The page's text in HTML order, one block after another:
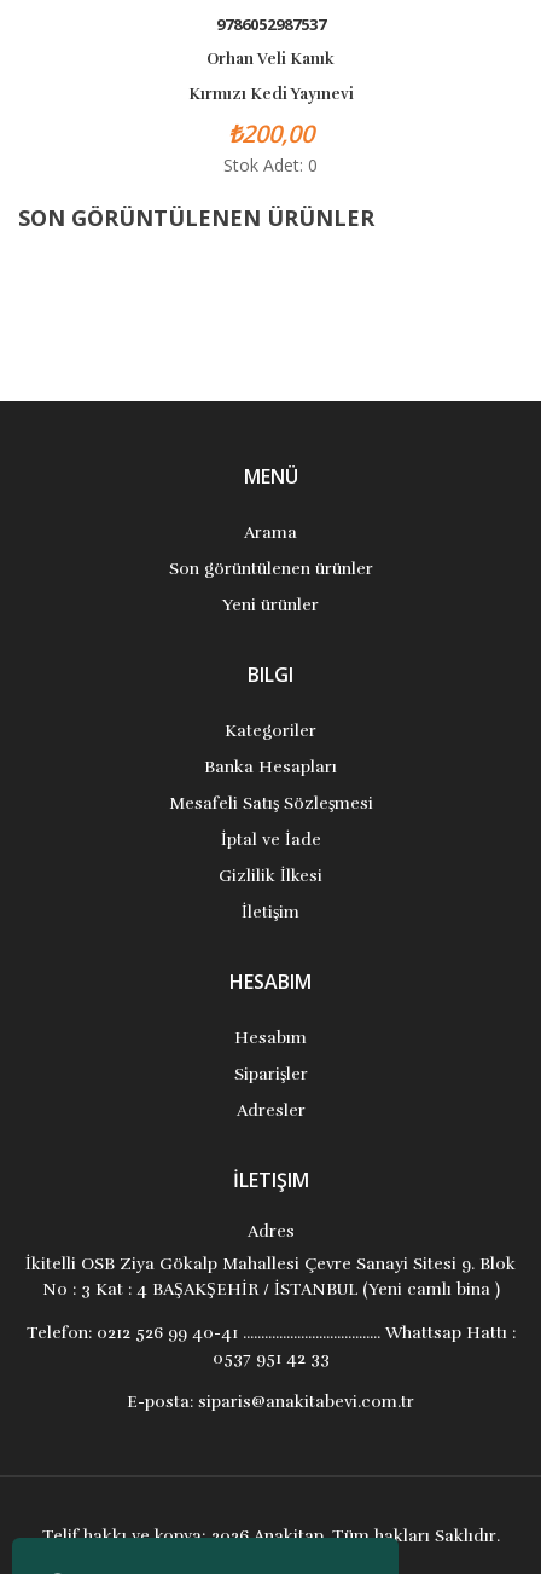
9786052987537
Orhan Veli Kanık
Kırmızı Kedi Yayınevi
₺200,00
Stok Adet: 0
SON GÖRÜNTÜLENEN ÜRÜNLER
MENÜ
Arama
Son görüntülenen ürünler
Yeni ürünler
BILGI
Kategoriler
Banka Hesapları
Mesafeli Satış Sözleşmesi
İptal ve İade
Gizlilik İlkesi
İletişim
HESABIM
Hesabım
Siparişler
Adresler
İLETIŞIM
Adres
İkitelli OSB Ziya Gökalp Mahallesi Çevre Sanayi Sitesi 9. Blok
No : 3 Kat : 4 BAŞAKŞEHİR / İSTANBUL (Yeni camlı bina )
Telefon:0212 526 99 40-41 ...................................... Whattsap Hattı :
0537 951 42 33
E-posta: siparis@anakitabevi.com.tr
Telif hakkı ve kopya; 2026 Anakitap. Tüm hakları Saklıdır.